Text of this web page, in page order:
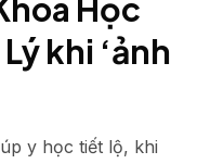
Học
khi ‘ảnh
y học tiết lộ, khi